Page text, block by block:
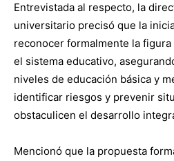
Entrevistada al respecto, la
universitario precisó que la
reconocer formalmente la
el sistema educativo,
niveles de educación básica y
identificar riesgos y prevenir
obstaculicen el desarrollo
Mencionó que la propuesta